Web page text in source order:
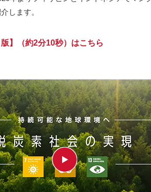
します。
版】（約2分10秒）はこちら